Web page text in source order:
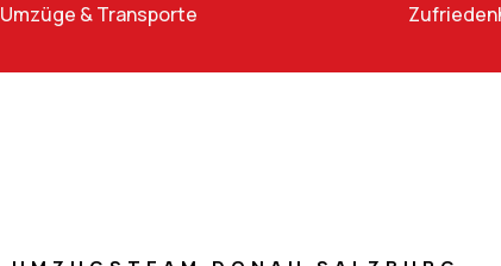
Umzüge & Transporte